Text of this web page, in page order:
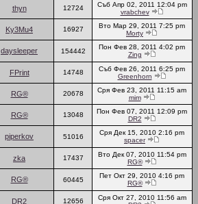
thyn 12724
Съб Апр 02, 2011 12:04 pm
vrabchev
Ky3Mu4 16927
Вто Мар 29, 2011 7:25 pm
Morty
daysleeper 154442
Пон Фев 28, 2011 4:02 pm
Zing
FPrint 14748
Съб Фев 26, 2011 6:25 pm
Greenhorn
RG® 20678
Сря Фев 23, 2011 11:15 am
mim
RG® 13048
Пон Фев 07, 2011 12:09 pm
DR2
piperkov 51016
Сря Дек 15, 2010 2:16 pm
spacer
zka 17437
Вто Дек 07, 2010 11:54 pm
RG®
RG® 60445
Пет Окт 29, 2010 4:16 pm
RG®
DR2 12656
Сря Окт 27, 2010 11:56 am